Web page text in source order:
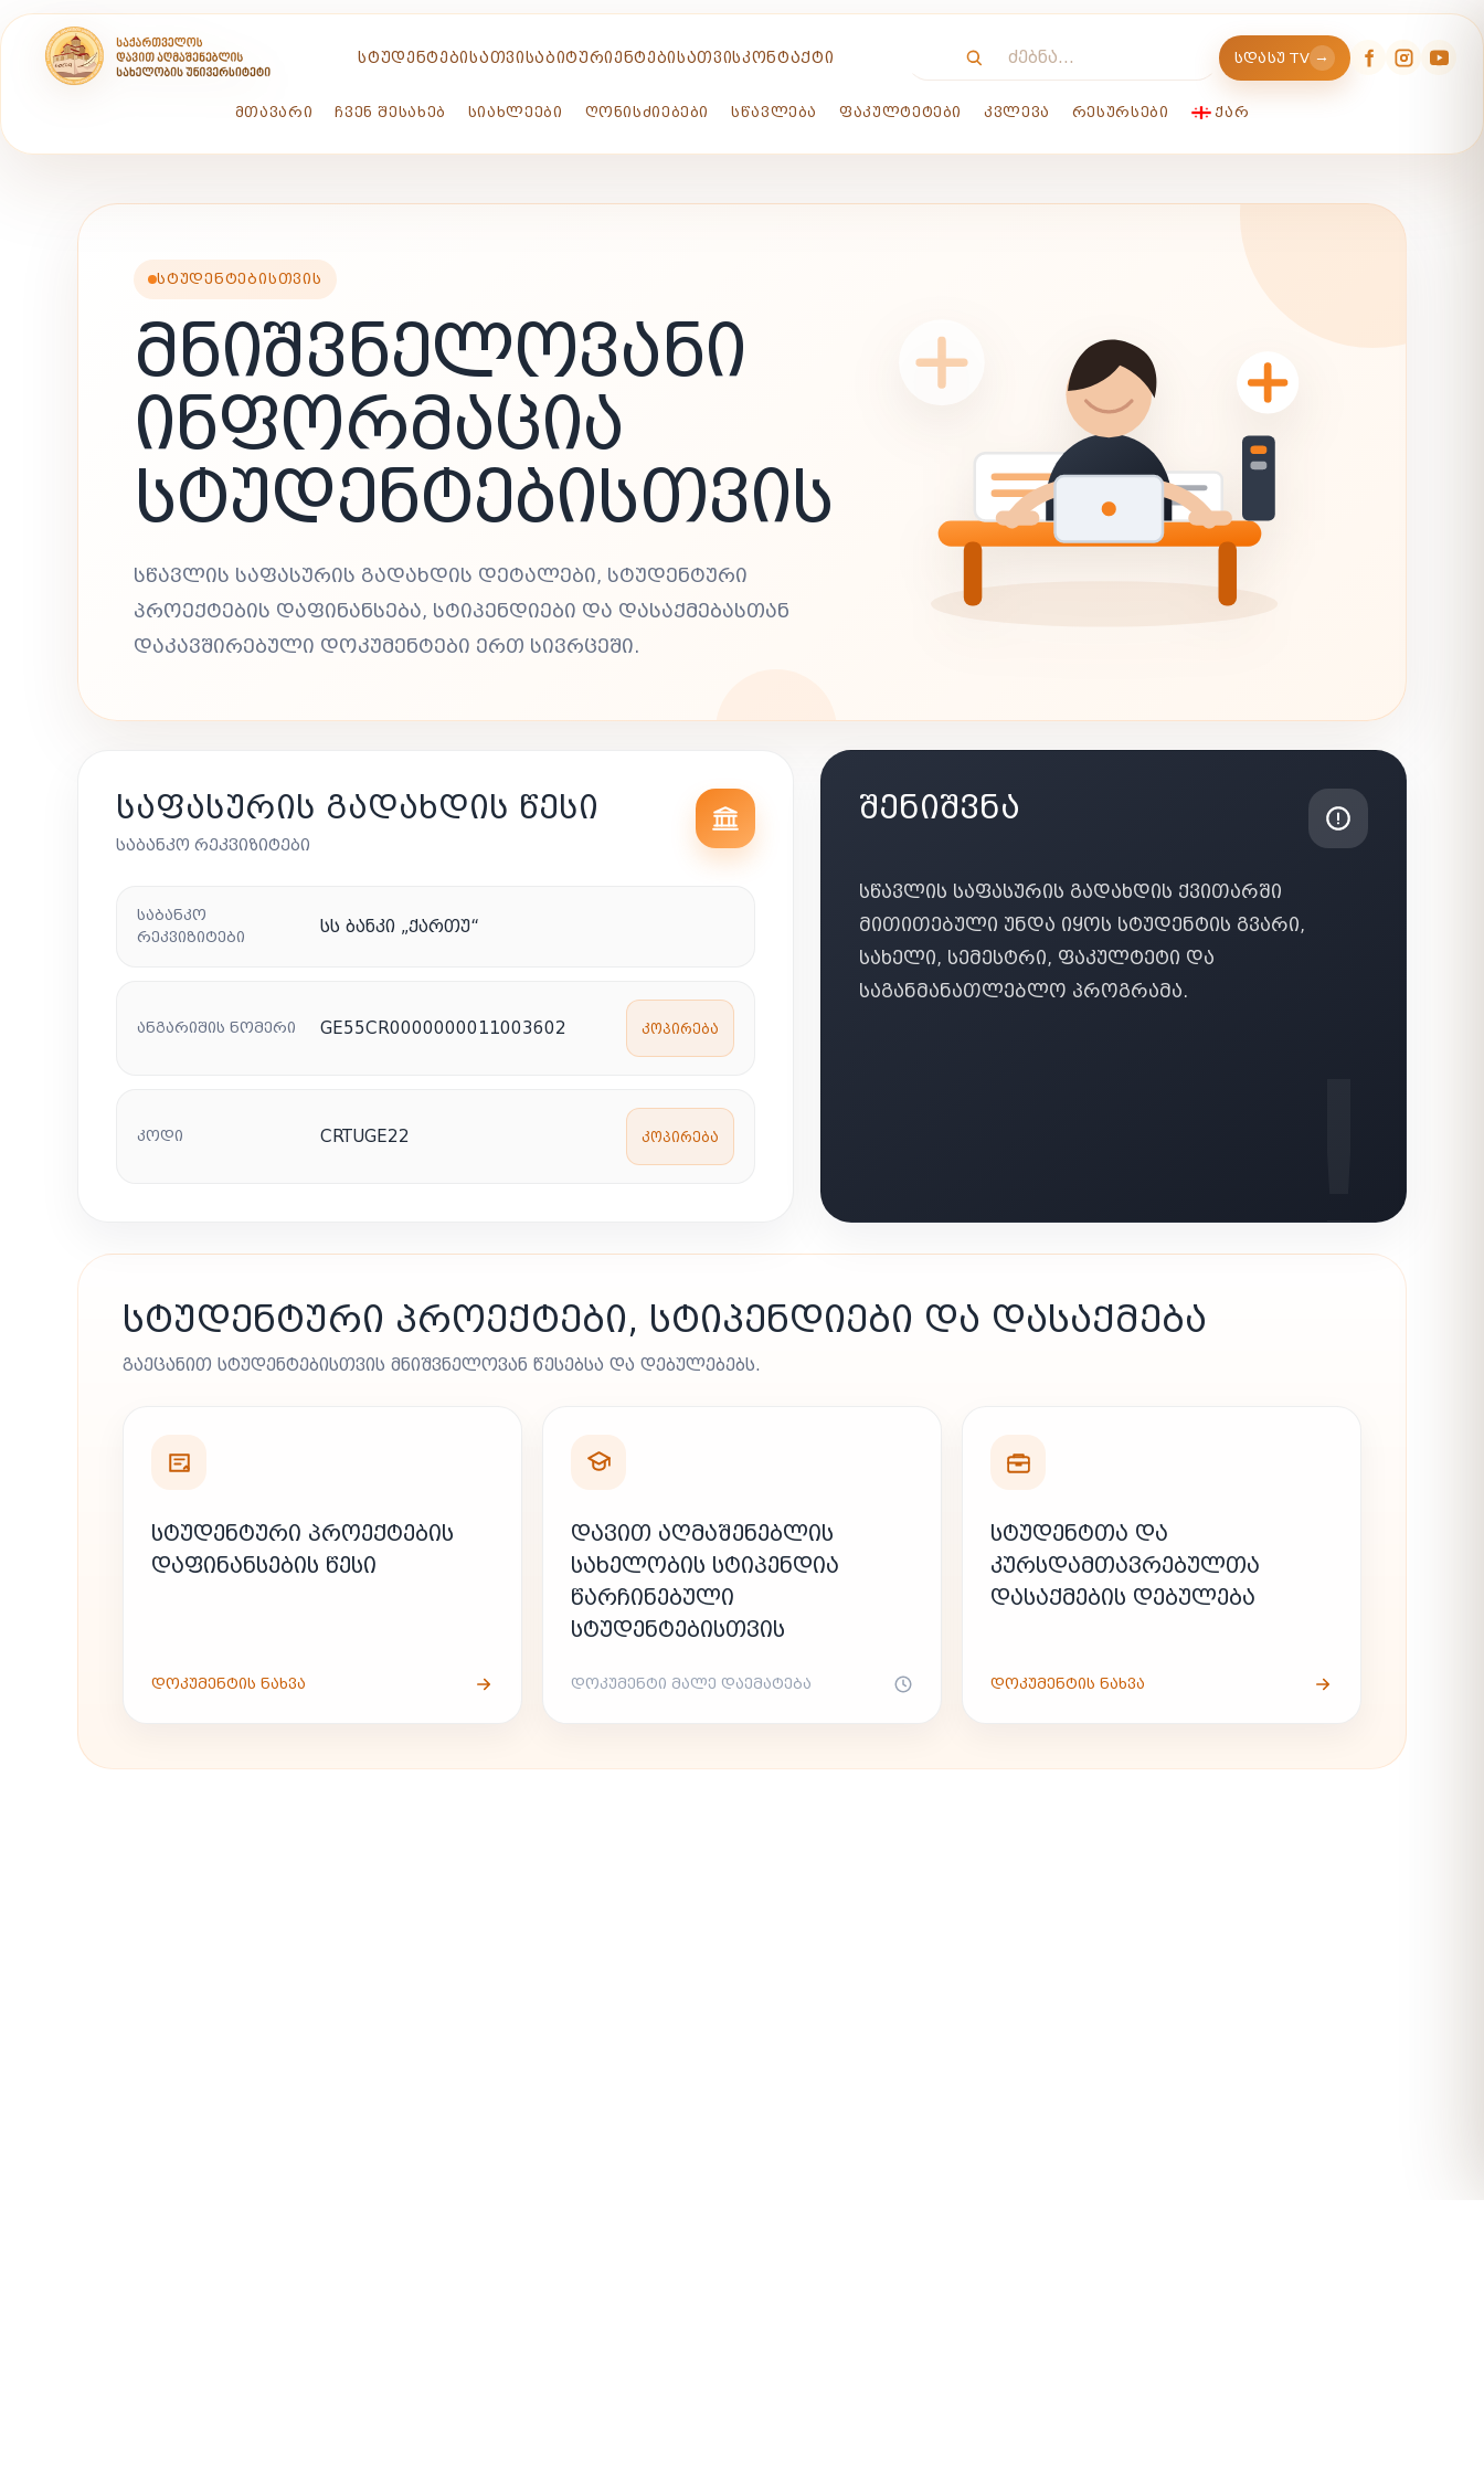
ᲡᲢᲣᲓᲔᲜᲢᲔᲑᲘᲡᲐᲗᲕᲘᲡᲐᲑᲘᲢᲣᲠᲘᲔᲜᲢᲔᲑᲘᲡᲐᲗᲕᲘᲡᲙᲝᲜᲢᲐᲥᲢᲘ ᲡᲓᲐᲡᲣ TV →
ᲛᲗᲐᲕᲐᲠᲘ ᲩᲕᲔᲜ ᲨᲔᲡᲐᲮᲔᲑ ᲡᲘᲐᲮᲚᲔᲔᲑᲘ ᲦᲝᲜᲘᲡᲫᲘᲔᲑᲔᲑᲘ ᲡᲬᲐᲕᲚᲔᲑᲐ ᲤᲐᲙᲣᲚᲢᲔᲢᲔᲑᲘ ᲙᲕᲚᲔᲕᲐ ᲠᲔᲡᲣᲠᲡᲔᲑᲘ ᲥᲐᲠ
ᲡᲢᲣᲓᲔᲜᲢᲔᲑᲘᲡᲗᲕᲘᲡ
ᲛᲜᲘᲨᲕᲜᲔᲚᲝᲕᲐᲜᲘ
ᲘᲜᲤᲝᲠᲛᲐᲪᲘᲐ
ᲡᲢᲣᲓᲔᲜᲢᲔᲑᲘᲡᲗᲕᲘᲡ
ᲡᲬᲐᲕᲚᲘᲡ ᲡᲐᲤᲐᲡᲣᲠᲘᲡ ᲒᲐᲓᲐᲮᲓᲘᲡ ᲓᲔᲢᲐᲚᲔᲑᲘ, ᲡᲢᲣᲓᲔᲜᲢᲣᲠᲘ
ᲞᲠᲝᲔᲥᲢᲔᲑᲘᲡ ᲓᲐᲤᲘᲜᲐᲜᲡᲔᲑᲐ, ᲡᲢᲘᲞᲔᲜᲓᲘᲔᲑᲘ ᲓᲐ ᲓᲐᲡᲐᲥᲛᲔᲑᲐᲡᲗᲐᲜ
ᲓᲐᲙᲐᲕᲨᲘᲠᲔᲑᲣᲚᲘ ᲓᲝᲙᲣᲛᲔᲜᲢᲔᲑᲘ ᲔᲠᲗ ᲡᲘᲕᲠᲪᲔᲨᲘ.
ᲡᲐᲤᲐᲡᲣᲠᲘᲡ ᲒᲐᲓᲐᲮᲓᲘᲡ ᲬᲔᲡᲘ
ᲡᲐᲑᲐᲜᲙᲝ ᲠᲔᲙᲕᲘᲖᲘᲢᲔᲑᲘ
ᲡᲐᲑᲐᲜᲙᲝ
ᲠᲔᲙᲕᲘᲖᲘᲢᲔᲑᲘ
ᲡᲡ ᲑᲐᲜᲙᲘ „ᲥᲐᲠᲗᲣ“
ᲐᲜᲒᲐᲠᲘᲨᲘᲡ ᲜᲝᲛᲔᲠᲘ GE55CR0000000011003602 ᲙᲝᲞᲘᲠᲔᲑᲐ
ᲙᲝᲓᲘ CRTUGE22 ᲙᲝᲞᲘᲠᲔᲑᲐ
ᲨᲔᲜᲘᲨᲕᲜᲐ
ᲡᲬᲐᲕᲚᲘᲡ ᲡᲐᲤᲐᲡᲣᲠᲘᲡ ᲒᲐᲓᲐᲮᲓᲘᲡ ᲥᲕᲘᲗᲐᲠᲨᲘ
ᲛᲘᲗᲘᲗᲔᲑᲣᲚᲘ ᲣᲜᲓᲐ ᲘᲧᲝᲡ ᲡᲢᲣᲓᲔᲜᲢᲘᲡ ᲒᲕᲐᲠᲘ,
ᲡᲐᲮᲔᲚᲘ, ᲡᲔᲛᲔᲡᲢᲠᲘ, ᲤᲐᲙᲣᲚᲢᲔᲢᲘ ᲓᲐ
ᲡᲐᲒᲐᲜᲛᲐᲜᲐᲗᲚᲔᲑᲚᲝ ᲞᲠᲝᲒᲠᲐᲛᲐ.
ᲡᲢᲣᲓᲔᲜᲢᲣᲠᲘ ᲞᲠᲝᲔᲥᲢᲔᲑᲘ, ᲡᲢᲘᲞᲔᲜᲓᲘᲔᲑᲘ ᲓᲐ ᲓᲐᲡᲐᲥᲛᲔᲑᲐ
ᲒᲐᲔᲪᲐᲜᲘᲗ ᲡᲢᲣᲓᲔᲜᲢᲔᲑᲘᲡᲗᲕᲘᲡ ᲛᲜᲘᲨᲕᲜᲔᲚᲝᲕᲐᲜ ᲬᲔᲡᲔᲑᲡᲐ ᲓᲐ ᲓᲔᲑᲣᲚᲔᲑᲔᲑᲡ.
ᲡᲢᲣᲓᲔᲜᲢᲣᲠᲘ ᲞᲠᲝᲔᲥᲢᲔᲑᲘᲡ
ᲓᲐᲤᲘᲜᲐᲜᲡᲔᲑᲘᲡ ᲬᲔᲡᲘ
ᲓᲝᲙᲣᲛᲔᲜᲢᲘᲡ ᲜᲐᲮᲕᲐ
ᲓᲐᲕᲘᲗ ᲐᲦᲛᲐᲨᲔᲜᲔᲑᲚᲘᲡ
ᲡᲐᲮᲔᲚᲝᲑᲘᲡ ᲡᲢᲘᲞᲔᲜᲓᲘᲐ
ᲬᲐᲠᲩᲘᲜᲔᲑᲣᲚᲘ
ᲡᲢᲣᲓᲔᲜᲢᲔᲑᲘᲡᲗᲕᲘᲡ
ᲓᲝᲙᲣᲛᲔᲜᲢᲘ ᲛᲐᲚᲔ ᲓᲐᲔᲛᲐᲢᲔᲑᲐ
ᲡᲢᲣᲓᲔᲜᲢᲗᲐ ᲓᲐ
ᲙᲣᲠᲡᲓᲐᲛᲗᲐᲕᲠᲔᲑᲣᲚᲗᲐ
ᲓᲐᲡᲐᲥᲛᲔᲑᲘᲡ ᲓᲔᲑᲣᲚᲔᲑᲐ
ᲓᲝᲙᲣᲛᲔᲜᲢᲘᲡ ᲜᲐᲮᲕᲐ